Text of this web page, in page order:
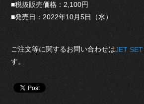
■税抜販売価格：2,100円
■発売日：2022年10月5日（水）
ご注文等に関するお問い合わせはJET SET
す。